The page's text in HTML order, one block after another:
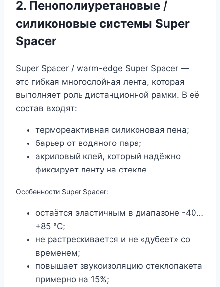
2. Пенополиуретановые /
силиконовые системы Super
Spacer
Super Spacer / warm-edge Super Spacer —
это гибкая многослойная лента, которая
выполняет роль дистанционной рамки. В её
состав входят:
термореактивная силиконовая пена;
барьер от водяного пара;
акриловый клей, который надёжно
фиксирует ленту на стекле.
Особенности Super Spacer:
остаётся эластичным в диапазоне -40…
+85 °C;
не растрескивается и не «дубеет» со
временем;
повышает звукоизоляцию стеклопакета
примерно на 15%;